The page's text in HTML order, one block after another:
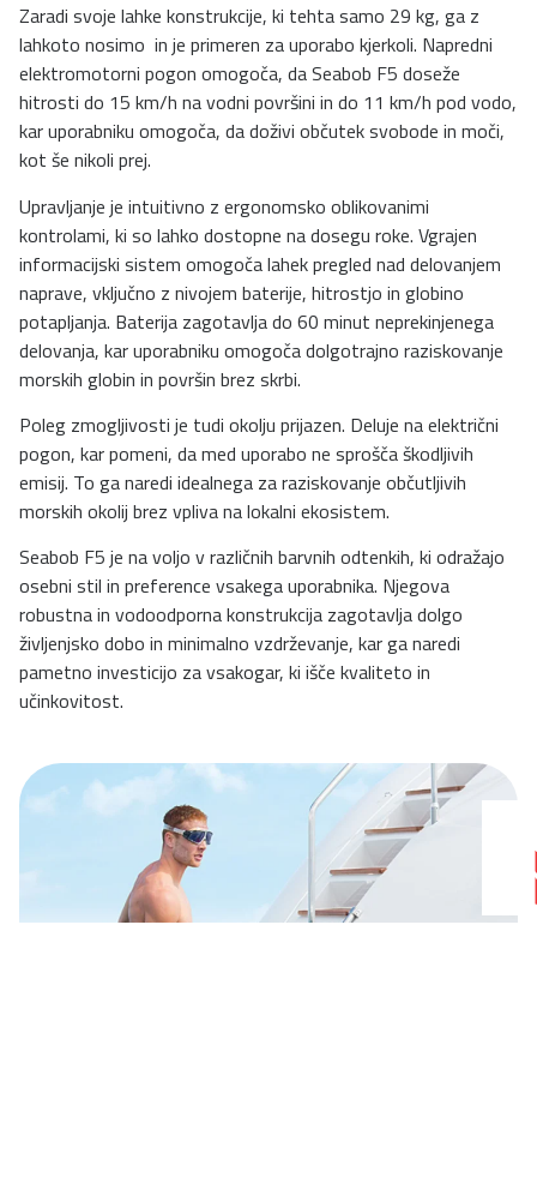
Zaradi svoje lahke konstrukcije, ki tehta samo 29 kg, ga z
lahkoto nosimo in je primeren za uporabo kjerkoli. Napredni
elektromotorni pogon omogoča, da Seabob F5 doseže
hitrosti do 15 km/h na vodni površini in do 11 km/h pod vodo,
kar uporabniku omogoča, da doživi občutek svobode in moči,
kot še nikoli prej.
Upravljanje je intuitivno z ergonomsko oblikovanimi
kontrolami, ki so lahko dostopne na dosegu roke. Vgrajen
informacijski sistem omogoča lahek pregled nad delovanjem
naprave, vključno z nivojem baterije, hitrostjo in globino
potapljanja. Baterija zagotavlja do 60 minut neprekinjenega
delovanja, kar uporabniku omogoča dolgotrajno raziskovanje
morskih globin in površin brez skrbi.
Poleg zmogljivosti je tudi okolju prijazen. Deluje na električni
pogon, kar pomeni, da med uporabo ne sprošča škodljivih
emisij. To ga naredi idealnega za raziskovanje občutljivih
morskih okolij brez vpliva na lokalni ekosistem.
Seabob F5 je na voljo v različnih barvnih odtenkih, ki odražajo
osebni stil in preference vsakega uporabnika. Njegova
robustna in vodoodporna konstrukcija zagotavlja dolgo
življenjsko dobo in minimalno vzdrževanje, kar ga naredi
pametno investicijo za vsakogar, ki išče kvaliteto in
učinkovitost.